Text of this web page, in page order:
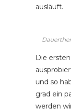
ausläuft.
Die
und so
grad ein
werden